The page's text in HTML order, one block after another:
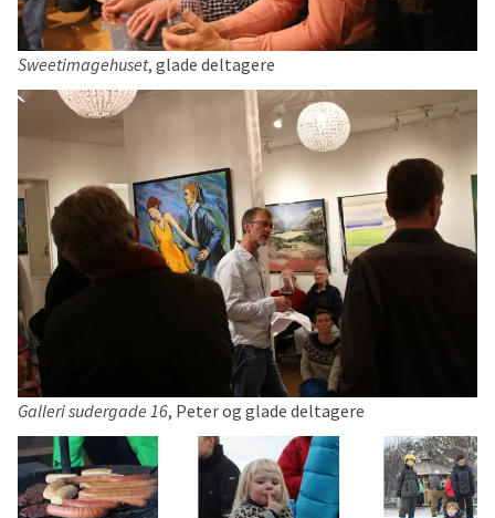
Sweetimagehuset, glade deltagere
Galleri sudergade 16, Peter og glade deltagere